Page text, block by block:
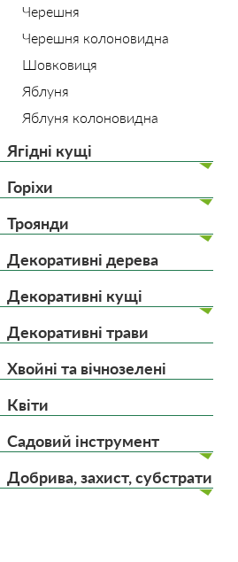
Черешня
Черешня колоновидна
Шовковиця
Яблуня
Яблуня колоновидна
Ягідні кущі
Горіхи
Троянди
Декоративні дерева
Декоративні кущі
Декоративні трави
Хвойні та вічнозелені
Квіти
Садовий інструмент
Добрива, захист, субстрати